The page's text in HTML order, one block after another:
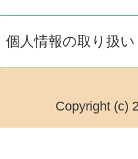
個人情報の取り扱い
Copyright (c)